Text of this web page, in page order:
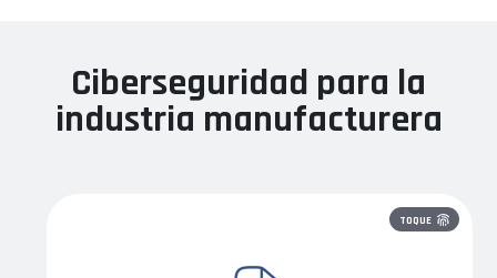
Ciberseguridad para la
industria manufacturera
TOQUE